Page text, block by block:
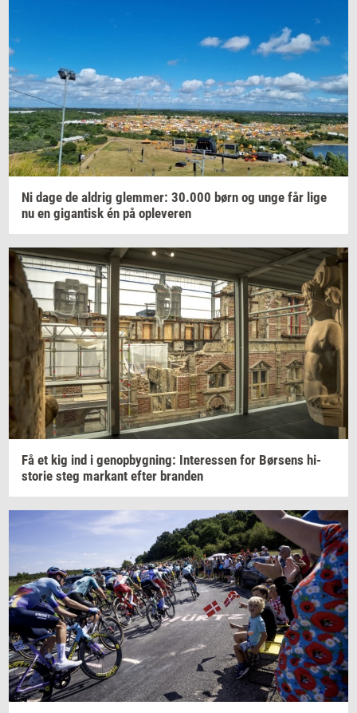
Ni dage de al­drig glem­mer: 30.000 børn og unge får lige
nu en gi­gan­tisk én på op­le­ve­ren
Få et kig ind i genop­byg­ning: In­ter­es­sen for Bør­sens hi­
sto­rie steg mar­kant efter bran­den